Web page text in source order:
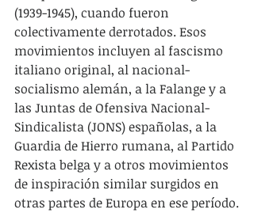
(1939-1945), cuando fueron
colectivamente derrotados. Esos
movimientos incluyen al fascismo
italiano original, al nacional-
socialismo alemán, a la Falange y a
las Juntas de Ofensiva Nacional-
Sindicalista (JONS) españolas, a la
Guardia de Hierro rumana, al Partido
Rexista belga y a otros movimientos
de inspiración similar surgidos en
otras partes de Europa en ese período.